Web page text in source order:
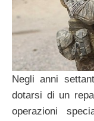
Negli anni
dotarsi di un
operazioni